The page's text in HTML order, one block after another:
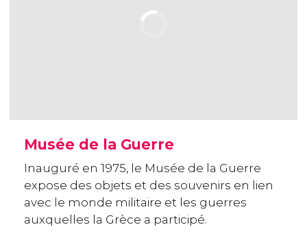
Musée de la Guerre
Inauguré en 1975, le Musée de la Guerre
expose des objets et des souvenirs en lien
avec le monde militaire et les guerres
auxquelles la Grèce a participé.